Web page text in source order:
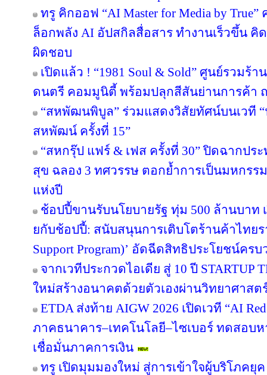
ทรู คิกออฟ “AI Master for Media by
ล็อกพลัง AI อัปสกิลสื่อสาร ทำงานเร็วขึ้น คิ
ผิดชอบ
เปิดแล้ว ! “1981 Soul & Sold” ศูนย์รวม
ดนตรี คอมมูนิตี้ พร้อมปลุกสีสันย่านการค้า
“สหพัฒนพิบูล” ร่วมแสดงวิสัยทัศน์บนเวที
สหพัฒน์ ครั้งที่ 15”
“สหกรุ๊ป แฟร์ & เฟส ครั้งที่ 30” ปิดฉากป
สุข ฉลอง 3 ทศวรรษ ตอกย้ำการเป็นมหกร
แห่งปี
ช้อปปี้ขานรับนโยบายรัฐ ทุ่ม 500 ล้านบาท
ยกับช้อปปี้: สนับสนุนการเติบโตร้านค้าไทยร
Support Program)’ อัดฉีดสิทธิประโยชน์ครบ
จากเวทีประกวดไอเดีย สู่ 10 ปี STARTUP
ใหม่สร้างอนาคตด้วยตัวเองผ่านวิทยาศาสต
ETDA ส่งท้าย AIGW 2026 เปิดเวที “AI
ภาคธนาคาร–เทคโนโลยี–ไซเบอร์ ทดสอบห
เชื่อมั่นภาคการเงิน
ทรู เปิดมุมมองใหม่ สู่การเข้าใจผู้บริโภคยุค